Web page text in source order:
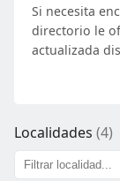
Si necesita
directorio le
actualizada
Localidades (4)